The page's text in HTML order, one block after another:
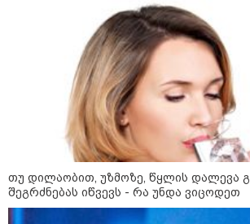
სისხლის ფასად
„ოქტომბრისთვის
არჩევანის
„ორ სკამზე
შესაძლებლობა
დასრულდეს“ -
მირიანაშვილის
ჯარისკაცი,
იბრძოდა,
დამთავრების არ
თუ დილაობით, უზმოზე, წყლის დალევა
შეგრძნებას იწვევს - რა უნდა ვიცოდეთ